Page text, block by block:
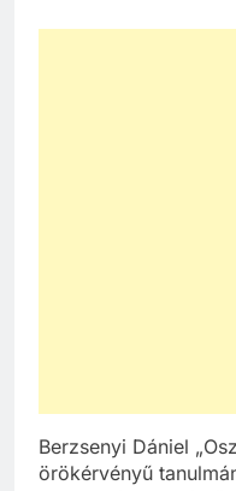
Berzsenyi Dániel
örökérvényű